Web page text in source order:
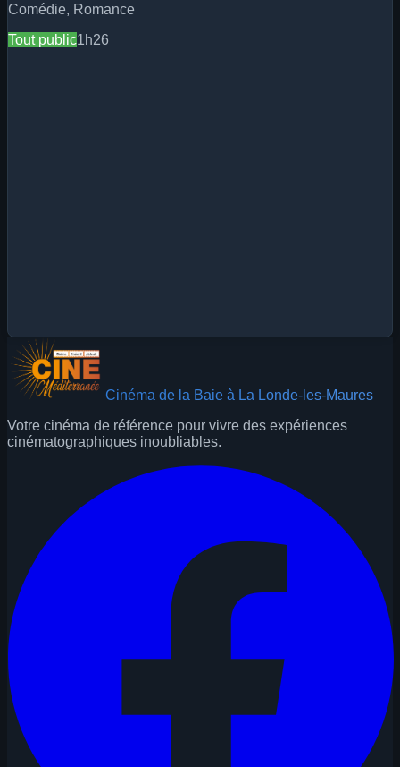
Comédie, Romance
Tout public1h26
Cinéma de la Baie à La Londe-les-Maures
Votre cinéma de référence pour vivre des expériences
cinématographiques inoubliables.